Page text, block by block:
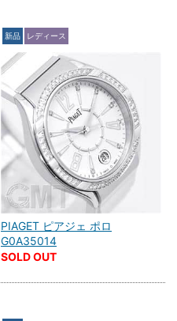
新品 レディース
PIAGET ピアジェ ポロ
G0A35014
SOLD OUT